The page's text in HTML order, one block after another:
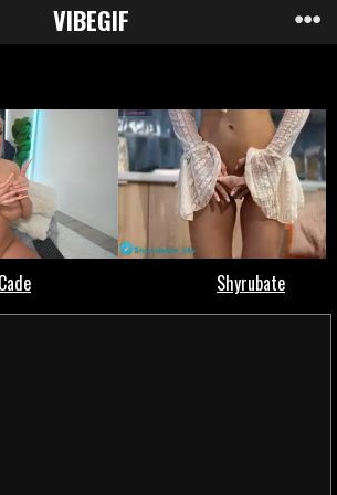
VIBEGIF